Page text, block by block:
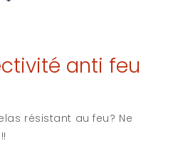
anti feu
résistant au feu? Ne